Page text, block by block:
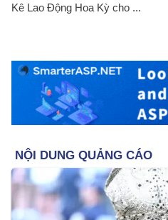
Kê Lao Động Hoa Kỳ cho ...